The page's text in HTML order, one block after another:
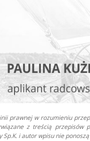
prawnej w rozumieniu
z treścią przepisów
Sp.K. i autor wpisu nie